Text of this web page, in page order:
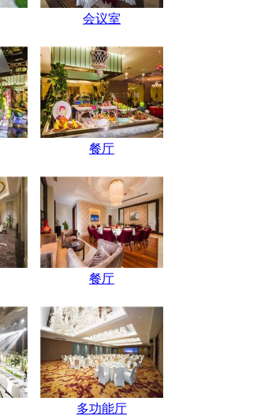
会议室
餐厅
餐厅
多功能厅